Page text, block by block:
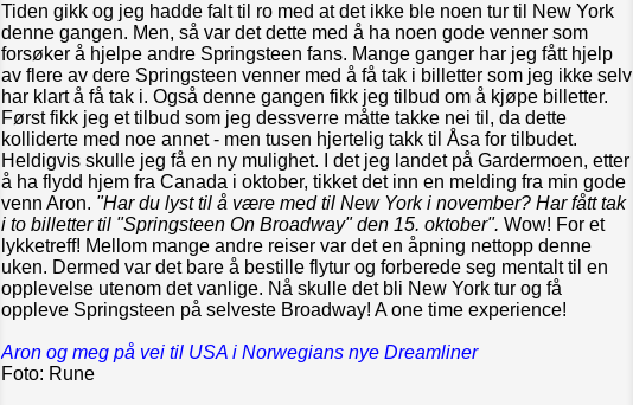
Tiden gikk og jeg hadde falt til ro med at det ikke ble noen tur til New York
denne gangen. Men, så var det dette med å ha noen gode venner som
forsøker å hjelpe andre Springsteen fans. Mange ganger har jeg fått hjelp
av flere av dere Springsteen venner med å få tak i billetter som jeg ikke selv
har klart å få tak i. Også denne gangen fikk jeg tilbud om å kjøpe billetter.
Først fikk jeg et tilbud som jeg dessverre måtte takke nei til, da dette
kolliderte med noe annet - men tusen hjertelig takk til Åsa for tilbudet.
Heldigvis skulle jeg få en ny mulighet. I det jeg landet på Gardermoen, etter
å ha flydd hjem fra Canada i oktober, tikket det inn en melding fra min gode
venn Aron. "Har du lyst til å være med til New York i november? Har fått tak
i to billetter til "Springsteen On Broadway" den 15. oktober". Wow! For et
lykketreff! Mellom mange andre reiser var det en åpning nettopp denne
uken. Dermed var det bare å bestille flytur og forberede seg mentalt til en
opplevelse utenom det vanlige. Nå skulle det bli New York tur og få
oppleve Springsteen på selveste Broadway! A one time experience!
Aron og meg på vei til USA i Norwegians nye Dreamliner
Foto: Rune